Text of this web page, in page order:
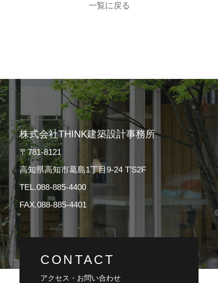
一覧に戻る
株式会社THINK建築設計事務所
〒781-8121
高知県高知市葛島1丁目9-24 T'S2F
TEL.088-885-4400
FAX.088-885-4401
CONTACT
アクセス・お問い合わせ